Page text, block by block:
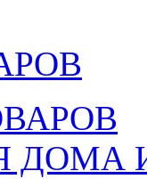
ДОМА